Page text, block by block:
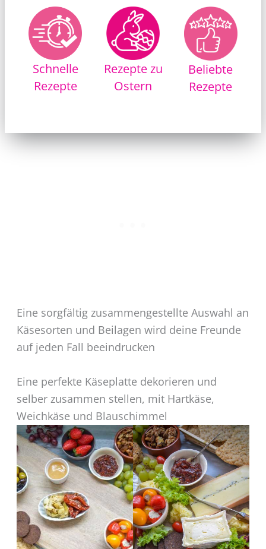
Schnelle
Rezepte
Rezepte zu
Ostern
Beliebte
Rezepte
Eine sorgfältig zusammengestellte Auswahl an
Käsesorten und Beilagen wird deine Freunde
auf jeden Fall beeindrucken
Eine perfekte Käseplatte dekorieren und
selber zusammen stellen, mit Hartkäse,
Weichkäse und Blauschimmel